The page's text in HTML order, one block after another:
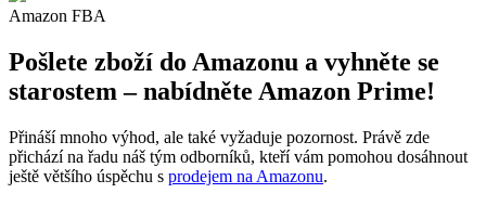
Amazon FBA
Pošlete zboží do Amazonu a vyhněte se
starostem – nabídněte Amazon Prime!
Přináší mnoho výhod, ale také vyžaduje pozornost. Právě zde
přichází na řadu náš tým odborníků, kteří vám pomohou dosáhnout
ještě většího úspěchu s prodejem na Amazonu.